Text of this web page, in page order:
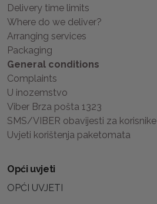
Delivery time limits
Where do we deliver?
Arranging services
Packaging
General conditions
Complaints
U inozemstvo
Viber Brza pošta 1323
SMS/VIBER obavijesti za korisnike
Uvjeti korištenja paketomata
Opći uvjeti
OPĆI UVJETI